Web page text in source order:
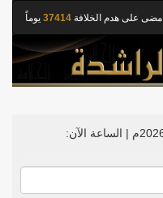
مضى على هدم الخلافة 37414 يوماً
الساعة الآن: